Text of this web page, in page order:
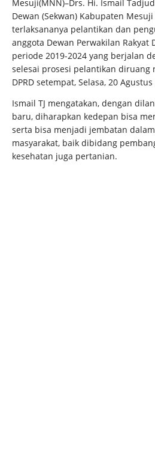
Mesuji(MNN)–Drs. Hi. Ismail
Dewan (Sekwan) Kabupaten
terlaksananya pelantikan dan
anggota Dewan Perwakilan Rakyat
periode 2019-2024 yang berjalan
selesai prosesi pelantikan
DPRD setempat, Selasa, 20 Agustus
Ismail TJ mengatakan, dengan
baru, diharapkan kedepan bisa
serta bisa menjadi jembatan
masyarakat, baik dibidang
kesehatan juga pertanian.